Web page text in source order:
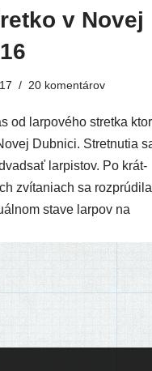
v Novej
20 komentárov
od lar­po­vé­ho stret­ka
Dubnici. Stretnutia
lar­pis­tov. Po krát­
zví­ta­niach sa rozp­rú­di­la
sta­ve lar­pov na